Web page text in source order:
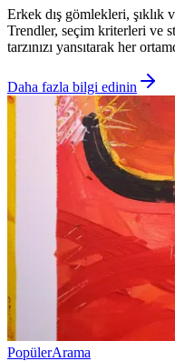
Erkek dış gömlekleri, şıklık
Trendler, seçim kriterleri ve
tarzınızı yansıtarak her
Daha fazla bilgi edinin
PopülerArama